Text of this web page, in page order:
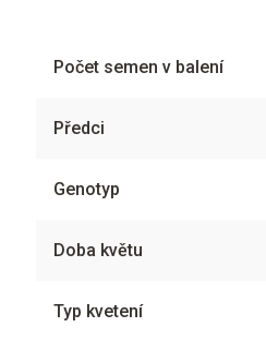
Počet semen v balení
Předci
Genotyp
Doba květu
Typ kvetení